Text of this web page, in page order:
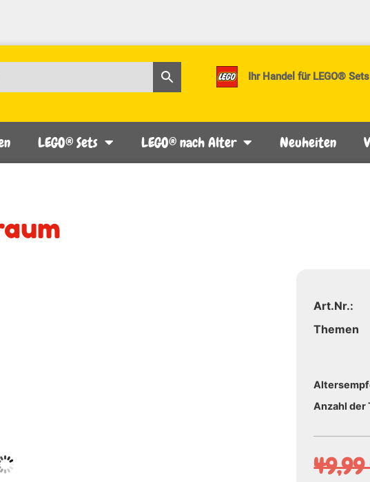
Ihr Handel für LEGO® Sets
LEGO® Sets LEGO® nach Alter Neuheiten
Art.Nr.:
Themen
Anzahl der
49,99